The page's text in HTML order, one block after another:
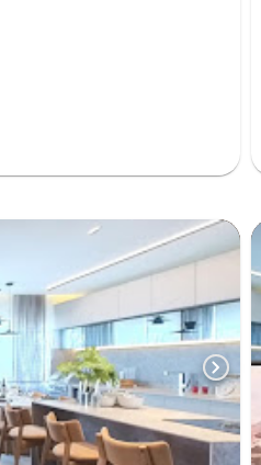
chevron_right